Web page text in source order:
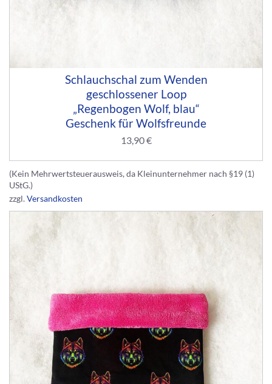
Schlauchschal zum Wenden
geschlossener Loop
„Regenbogen Wolf, blau“
Geschenk für Wolfsfreunde
13,90€
(Kein Mehrwertsteuerausweis, da Kleinunternehmer nach §19 (1)
UStG.)
zzgl.Versandkosten